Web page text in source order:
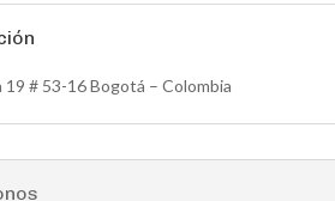
19 # 53-16 Bogotá – Colombia